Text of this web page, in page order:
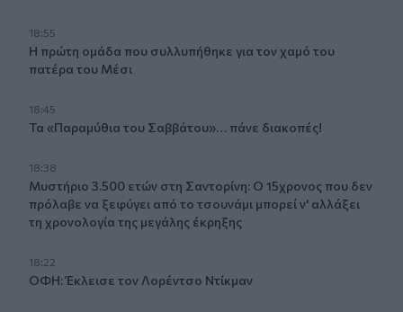
18:55
Η πρώτη ομάδα που συλλυπήθηκε για τον χαμό του
πατέρα του Μέσι
18:45
Τα «Παραμύθια του Σαββάτου»… πάνε διακοπές!
18:38
Μυστήριο 3.500 ετών στη Σαντορίνη: Ο 15χρονος που δεν
πρόλαβε να ξεφύγει από το τσουνάμι μπορεί ν' αλλάξει
τη χρονολογία της μεγάλης έκρηξης
18:22
ΟΦΗ: Έκλεισε τον Λορέντσο Ντίκμαν